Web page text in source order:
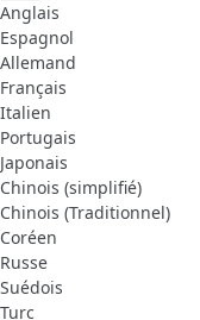
Anglais
Espagnol
Allemand
Français
Italien
Portugais
Japonais
Chinois (simplifié)
Chinois (Traditionnel)
Coréen
Russe
Suédois
Turc